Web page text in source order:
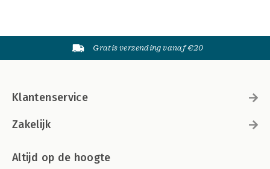
Gratis verzending vanaf €20
Klantenservice
Zakelijk
Altijd op de hoogte